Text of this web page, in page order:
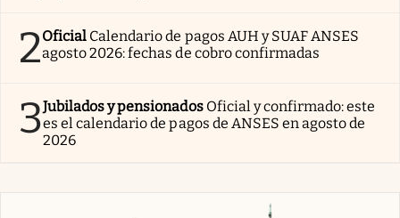
2Oficial Calendario de pagos AUH y SUAF ANSES
agosto 2026: fechas de cobro confirmadas
3Jubilados y pensionados Oficial y confirmado: este
es el calendario de pagos de ANSES en agosto de
2026